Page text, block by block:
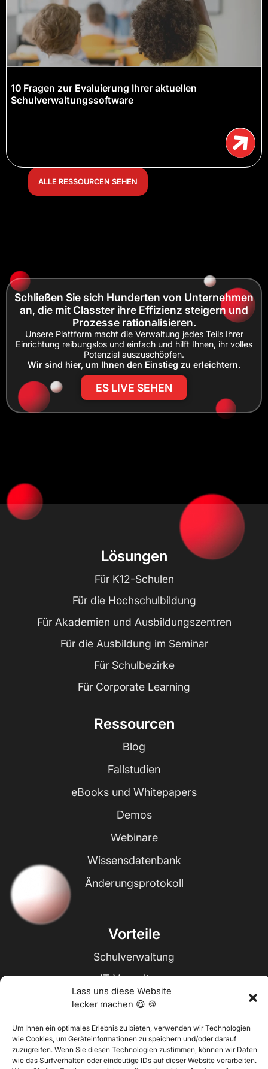
Lass uns diese Website
lecker machen 😋 🍪
Um Ihnen ein optimales Erlebnis zu bieten, verwenden wir Technologien
wie Cookies, um Geräteinformationen zu speichern und/oder darauf
zuzugreifen. Wenn Sie diesen Technologien zustimmen, können wir Daten
wie das Surfverhalten oder eindeutige IDs auf dieser Website verarbeiten.
10 Fragen zur Evaluierung Ihrer aktuellen
Schulverwaltungssoftware
ALLE RESSOURCEN SEHEN
Schließen Sie sich Hunderten von Unternehmen
an, die mit Classter ihre Effizienz steigern und
Prozesse rationalisieren.
Unsere Plattform macht die Verwaltung jedes Teils Ihrer
Einrichtung reibungslos und einfach und hilft Ihnen, ihr volles
Potenzial auszuschöpfen.
Wir sind hier, um Ihnen den Einstieg zu erleichtern.
ES LIVE SEHEN
Lösungen
Für K12-Schulen
Für die Hochschulbildung
Für Akademien und Ausbildungszentren
Für die Ausbildung im Seminar
Für Schulbezirke
Für Corporate Learning
Ressourcen
Blog
Fallstudien
eBooks und Whitepapers
Demos
Webinare
Wissensdatenbank
Änderungsprotokoll
Vorteile
Schulverwaltung
IT-Verwaltung
Zulassungen & Anmeldungen
Studentische Anwesenheit
Notenbuch & Beurteilungen